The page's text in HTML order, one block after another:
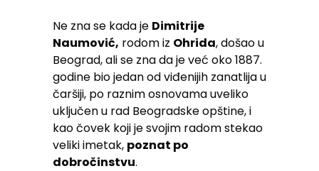
Ne zna se kada je Dimitrije
Naumović, rodom iz Ohrida, došao u
Beograd, ali se zna da je već oko 1887.
godine bio jedan od viđenijih zanatlija u
čaršiji, po raznim osnovama uveliko
uključen u rad Beogradske opštine, i
kao čovek koji je svojim radom stekao
veliki imetak, poznat po
dobročinstvu.